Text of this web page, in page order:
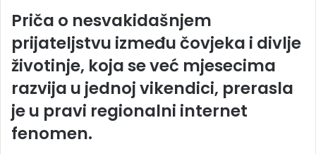
Priča o nesvakidašnjem
prijateljstvu između čovjeka i divlje
životinje, koja se već mjesecima
razvija u jednoj vikendici, prerasla
je u pravi regionalni internet
fenomen.